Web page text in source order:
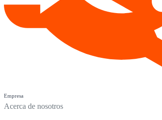
Empresa
Acerca de nosotros